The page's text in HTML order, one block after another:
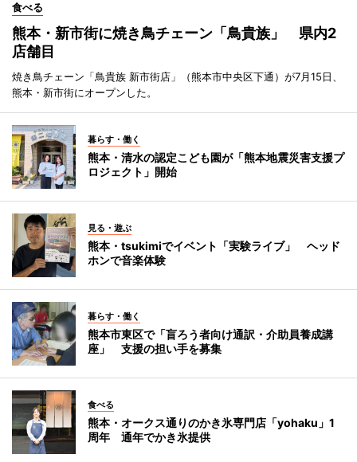
食べる
熊本・新市街に焼き鳥チェーン「鳥貴族」 県内2
店舗目
焼き鳥チェーン「鳥貴族 新市街店」（熊本市中央区下通）が7月15日、
熊本・新市街にオープンした。
暮らす・働く
熊本・清水の認定こども園が「熊本地震災害支援プ
ロジェクト」開始
見る・遊ぶ
熊本・tsukimiでイベント「実験ライブ」 ヘッド
ホンで音楽体験
暮らす・働く
熊本市東区で「盲ろう者向け通訳・介助員養成講
座」 支援の担い手を募集
食べる
熊本・オークス通りのかき氷専門店「yohaku」1
周年 通年でかき氷提供